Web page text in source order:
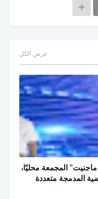
عرض الكل
المجمعة محليًا،
المدمجة متعددة